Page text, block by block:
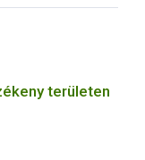
területen